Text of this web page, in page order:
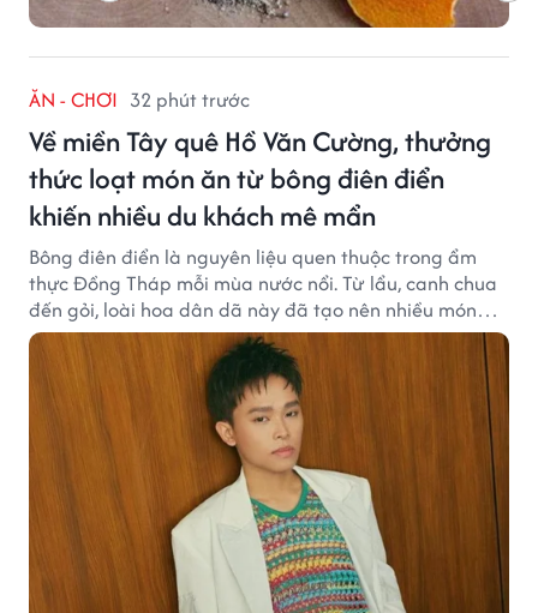
ĂN - CHƠI 32 phút trước
Về miền Tây quê Hồ Văn Cường, thưởng
thức loạt món ăn từ bông điên điển
khiến nhiều du khách mê mẩn
Bông điên điển là nguyên liệu quen thuộc trong ẩm
thực Đồng Tháp mỗi mùa nước nổi. Từ lẩu, canh chua
đến gỏi, loài hoa dân dã này đã tạo nên nhiều món
ngon khiến du khách khó quên.